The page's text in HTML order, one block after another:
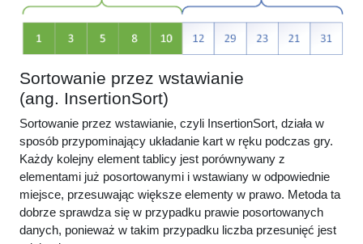
Sortowanie przez wstawianie
(ang. InsertionSort)
Sortowanie przez wstawianie, czyli InsertionSort, działa w
sposób przypominający układanie kart w ręku podczas gry.
Każdy kolejny element tablicy jest porównywany z
elementami już posortowanymi i wstawiany w odpowiednie
miejsce, przesuwając większe elementy w prawo. Metoda ta
dobrze sprawdza się w przypadku prawie posortowanych
danych, ponieważ w takim przypadku liczba przesunięć jest